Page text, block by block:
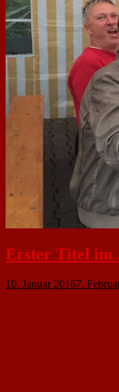
Erster Titel im
10. Januar 20167.